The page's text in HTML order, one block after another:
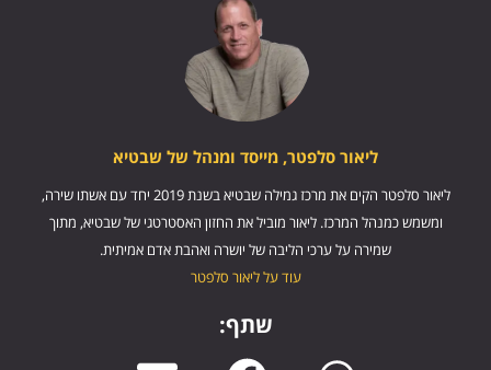
ליאור סלפטר, מייסד ומנהל של שבטיא
ליאור סלפטר הקים את מרכז גמילה שבטיא בשנת 2019 יחד עם אשתו שירה,
ומשמש כמנהל המרכז. ליאור מוביל את החזון האסטרטגי של שבטיא, מתוך
שמירה על ערכי הליבה של יושרה ואהבת אדם אמיתית.
עוד על ליאור סלפטר
שתף: